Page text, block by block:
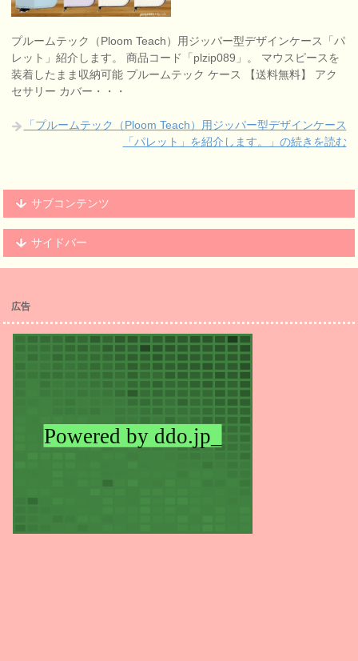
プルームテック（Ploom Teach）用ジッパー型デザインケース「パ
レット」紹介します。 商品コード「plzip089」。 マウスピースを
装着したまま収納可能 プルームテック ケース 【送料無料】 アク
セサリー カバー・・・
「プルームテック（Ploom Teach）用ジッパー型デザインケース
「パレット」を紹介します。」の続きを読む
サブコンテンツ
サイドバー
広告